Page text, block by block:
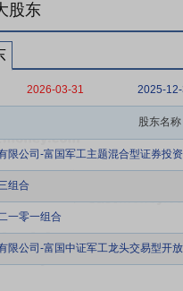
股东
2026-03-31 2025-
股东名称
限公司-富国军工主题混合型证券投
组合
一零一组合
限公司-富国中证军工龙头交易型开